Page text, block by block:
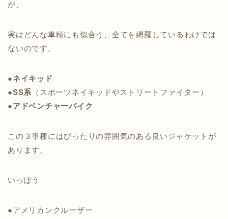
が、
実はどんな車種にも似合う、全てを網羅しているわけでは
ないのです。
●ネイキッド
●SS系 （スポーツネイキッドやストリートファイター）
●アドベンチャーバイク
この３車種にはぴったりの雰囲気のある良いジャケットが
あります。
いっぽう
●アメリカンクルーザー